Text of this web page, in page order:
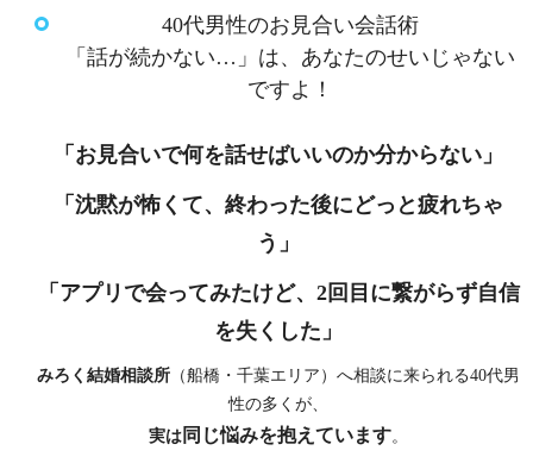
40代男性のお見合い会話術
「話が続かない…」は、あなたのせいじゃない
ですよ！
「お見合いで何を話せばいいのか分からない」
「沈黙が怖くて、終わった後にどっと疲れちゃ
う」
「アプリで会ってみたけど、2回目に繋がらず自信
を失くした」
みろく結婚相談所 （船橋・千葉エリア）へ相談に来られる40代男
性の多くが、
実は 同じ悩みを抱えています。